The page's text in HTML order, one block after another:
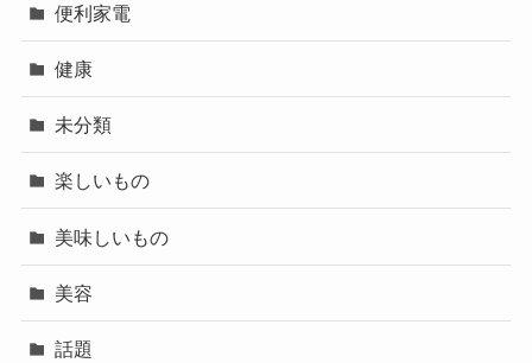
便利家電
健康
未分類
楽しいもの
美味しいもの
美容
話題